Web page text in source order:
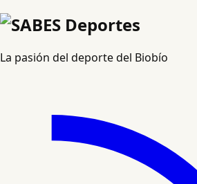
La pasión del deporte del Biobío